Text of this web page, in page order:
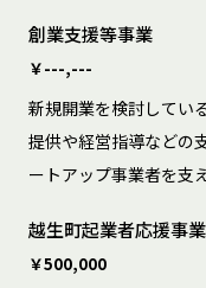
創業支援等事業
￥---,---
新規開業を検討してい
提供や経営指導などの
ートアップ事業者を支
越生町起業者応援事
￥500,000